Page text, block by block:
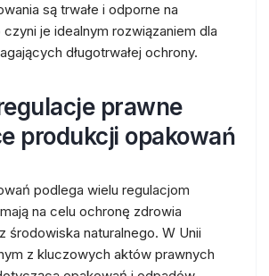
są trwałe i odporne na
je idealnym rozwiązaniem dla
długotrwałej ochrony.
prawne
produkcji opakowań
podlega wielu regulacjom
na celu ochronę zdrowia
środowiska naturalnego. W Unii
z kluczowych aktów prawnych